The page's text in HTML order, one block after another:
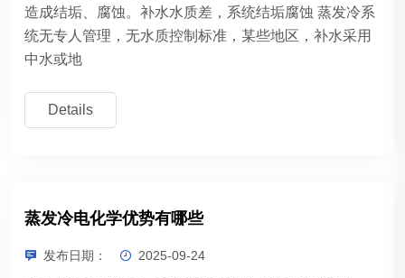
造成结垢、腐蚀。补水水质差，系统结垢腐蚀 蒸发冷系
统无专人管理，无水质控制标准，某些地区，补水采用
中水或地
Details
蒸发冷电化学优势有哪些
发布日期： 2025-09-24